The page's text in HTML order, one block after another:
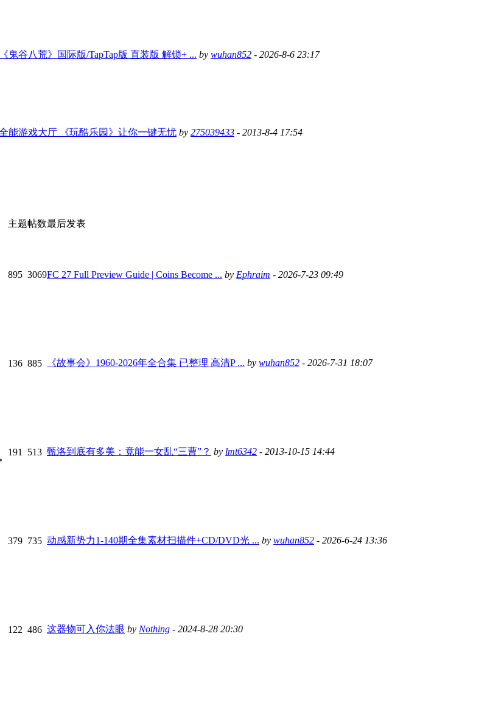
《鬼谷八荒》国际版/TapTap版 直装版 解锁+ ... by wuhan852 - 2026-8-6 23:17
能游戏大厅 《玩酷乐园》让你一键无忧 by 275039433 - 2013-8-4 17:54
主题帖数最后发表
895 3069FC 27 Full Preview Guide | Coins Become ... by Ephraim - 2026-7-23 09:49
136 885 《故事会》1960-2026年全合集 已整理 高清P ... by wuhan852 - 2026-7-31 18:07
191 513 甄洛到底有多美：竟能一女乱“三曹”？ by lmt6342 - 2013-10-15 14:44
379 735 动感新势力1-140期全集素材扫描件+CD/DVD光 ... by wuhan852 - 2026-6-24 13:36
122 486 这器物可入你法眼 by Nothing - 2024-8-28 20:30